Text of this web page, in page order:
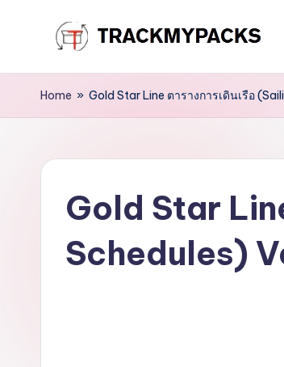
content
T
r
c
M
Home » Gold Star Line ตารางการเดินเรือ
Gold Star
Schedules)